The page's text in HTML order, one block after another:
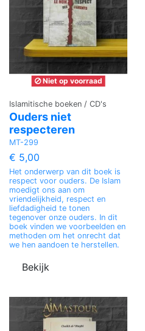
Niet op voorraad
Islamitische boeken / CD's
Ouders niet
respecteren
MT-299
€ 5,00
Het onderwerp van dit boek is
respect voor ouders. De Islam
moedigt ons aan om
vriendelijkheid, respect en
liefdadigheid te tonen
tegenover onze ouders. In dit
boek vinden we voorbeelden en
methoden om het onrecht dat
we hen aandoen te herstellen.
Bekijk